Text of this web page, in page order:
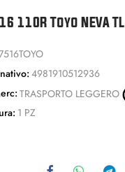
110R Toyo NEVA TL
4981910512936
TRASPORTO LEGGERO
1 PZ